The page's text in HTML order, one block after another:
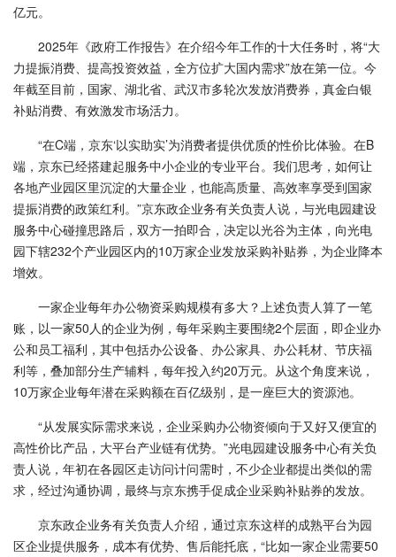
亿元。
2025年《政府工作报告》在介绍今年工作的十大任务时，将“大
力提振消费、提高投资效益，全方位扩大国内需求”放在第一位。今
年截至目前，国家、湖北省、武汉市多轮次发放消费券，真金白银
补贴消费、有效激发市场活力。
“在C端，京东‘以实助实’为消费者提供优质的性价比体验。在B
端，京东已经搭建起服务中小企业的专业平台。我们思考，如何让
各地产业园区里沉淀的大量企业，也能高质量、高效率享受到国家
提振消费的政策红利。”京东政企业务有关负责人说，与光电园建设
服务中心碰撞思路后，双方一拍即合，决定以光谷为主体，向光电
园下辖232个产业园区内的10万家企业发放采购补贴券，为企业降本
增效。
一家企业每年办公物资采购规模有多大？上述负责人算了一笔
账，以一家50人的企业为例，每年采购主要围绕2个层面，即企业办
公和员工福利，其中包括办公设备、办公家具、办公耗材、节庆福
利等，叠加部分生产辅料，每年投入约20万元。从这个角度来说，
10万家企业每年潜在采购额在百亿级别，是一座巨大的资源池。
“从发展实际需求来说，企业采购办公物资倾向于又好又便宜的
高性价比产品，大平台产业链有优势。”光电园建设服务中心有关负
责人说，年初在各园区走访问计问需时，不少企业都提出类似的需
求，经过沟通协调，最终与京东携手促成企业采购补贴券的发放。
京东政企业务有关负责人介绍，通过京东这样的成熟平台为园
区企业提供服务，成本有优势、售后能托底，“比如一家企业需要50